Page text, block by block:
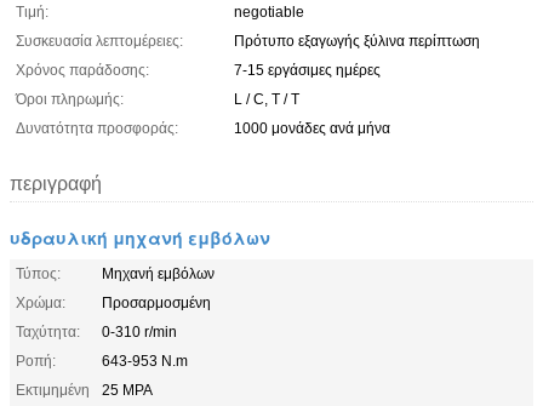
Τιμή:
negotiable
Συσκευασία λεπτομέρειες:
Πρότυπο εξαγωγής ξύλινα περίπτωση
Χρόνος παράδοσης:
7-15 εργάσιμες ημέρες
Όροι πληρωμής:
L / C, T / T
Δυνατότητα προσφοράς:
1000 μονάδες ανά μήνα
περιγραφή
υδραυλική μηχανή εμβόλων
Τύπος:
Μηχανή εμβόλων
Χρώμα:
Προσαρμοσμένη
Ταχύτητα:
0-310 r/min
Ροπή:
643-953 N.m
Εκτιμημένη
25 MPA